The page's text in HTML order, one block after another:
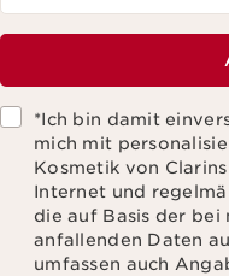
*Ich bin damit
mich mit
Kosmetik von
Internet und
die auf Basis der
anfallenden Daten
umfassen auch